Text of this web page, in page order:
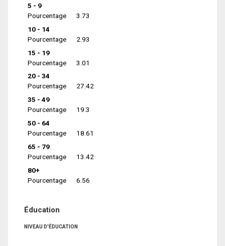
5 - 9
Pourcentage
3.73
10 - 14
Pourcentage
2.93
15 - 19
Pourcentage
3.01
20 - 34
Pourcentage
27.42
35 - 49
Pourcentage
19.3
50 - 64
Pourcentage
18.61
65 - 79
Pourcentage
13.42
80+
Pourcentage
6.56
Éducation
NIVEAU D'ÉDUCATION